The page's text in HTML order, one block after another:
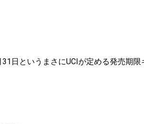
日というまさにUCIが定める発売期限